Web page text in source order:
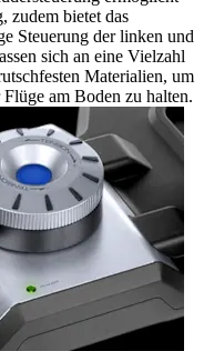
zudem bietet das
Steuerung der linken und
sich an eine Vielzahl
Materialien, um
am Boden zu halten.